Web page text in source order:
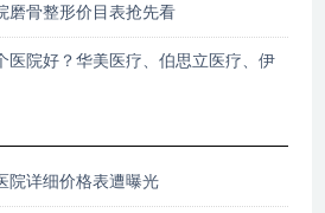
磨骨整形价目表抢先看
医院好？华美医疗、伯思立医疗、伊
院详细价格表遭曝光